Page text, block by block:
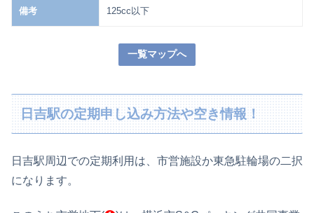
備考 125cc以下
一覧マップへ
日吉駅の定期申し込み方法や空き情報！
日吉駅周辺での定期利用は、市営施設か東急駐輪場の二択
になります。